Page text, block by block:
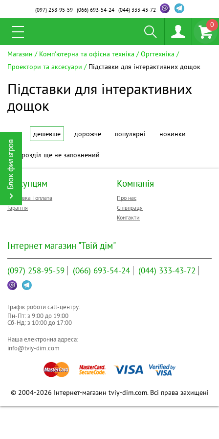
(097)258-95-59 (066)693-54-24 (044)333-43-72
0
Магазин Комп'ютерна та офісна техніка
Оргтехніка
Проектори та аксесуари
Підставки для інтерактивних дощок
Підставки для інтерактивних
дощок
дешевше дорожче популярні новинки
Цей розділ ще не заповнений
Покупцям
Доставка і оплата
Гарантія
Компанія
Про нас
Співпраця
Контакти
Інтернет магазин "Твій дім"
(097) 258-95-59 (066) 693-54-24 (044) 333-43-72
Графік роботи call-центру:
Пн-Пт: з 9:00до 19:00
Сб-Нд: з 10:00до 17:00
Наша електронна адреса:
info@tviy-dim.com
© 2004-2026 Інтернет-магазин tviy-dim.com. Всі права захищені